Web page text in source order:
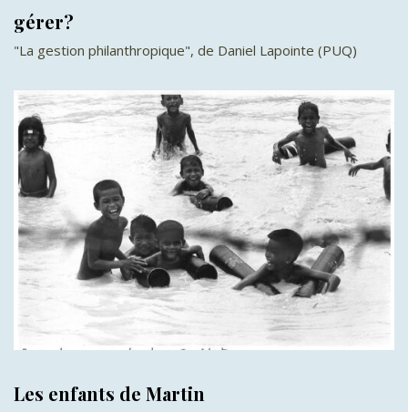
gérer?
"La gestion philanthropique", de Daniel Lapointe (PUQ)
Les enfants de Martin